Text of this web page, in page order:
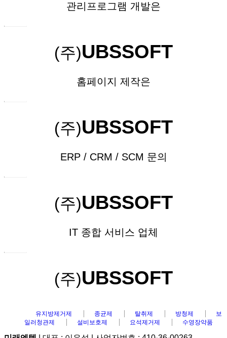
관리프로그램 개발은
(주)UBSSOFT
홈페이지 제작은
(주)UBSSOFT
ERP / CRM / SCM 문의
(주)UBSSOFT
IT 종합 서비스 업체
(주)UBSSOFT
유지방제거제 종균제 탈취제 방청제
보
일러청관제
설비보호제 요석제거제 수영장약품